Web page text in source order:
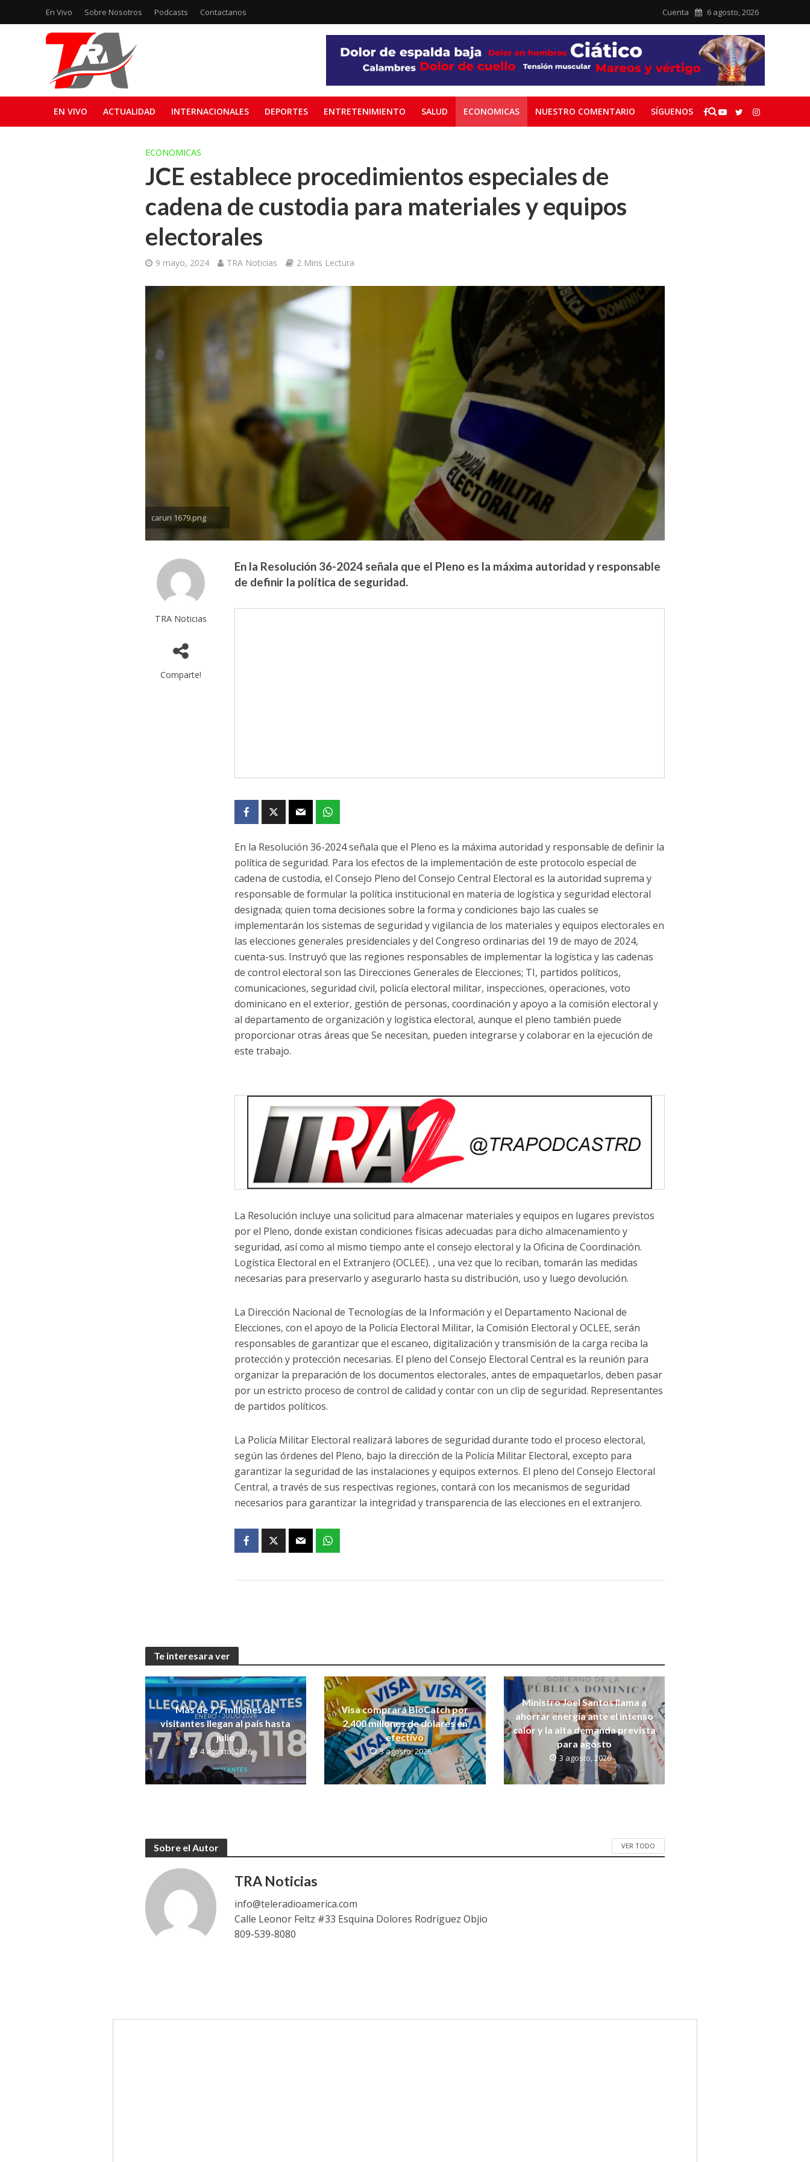
En Vivo Sobre Nosotros Podcasts Contactanos Cuenta 6 agosto, 2026
EN VIVO ACTUALIDAD INTERNACIONALES DEPORTES ENTRETENIMIENTO SALUD ECONOMICAS NUESTRO COMENTARIO SÍGUENOS
ECONOMICAS
JCE establece procedimientos especiales de
cadena de custodia para materiales y equipos
electorales
9 mayo, 2024 TRA Noticias 2 Mins Lectura
caruri 1679.png
TRA Noticias
Comparte!
En la Resolución 36-2024 señala que el Pleno es la máxima autoridad y responsable
de definir la política de seguridad.
En la Resolución 36-2024 señala que el Pleno es la máxima autoridad y responsable de definir la
política de seguridad. Para los efectos de la implementación de este protocolo especial de
cadena de custodia, el Consejo Pleno del Consejo Central Electoral es la autoridad suprema y
responsable de formular la política institucional en materia de logística y seguridad electoral
designada; quien toma decisiones sobre la forma y condiciones bajo las cuales se
implementarán los sistemas de seguridad y vigilancia de los materiales y equipos electorales en
las elecciones generales presidenciales y del Congreso ordinarias del 19 de mayo de 2024,
cuenta-sus. Instruyó que las regiones responsables de implementar la logística y las cadenas
de control electoral son las Direcciones Generales de Elecciones; TI, partidos políticos,
comunicaciones, seguridad civil, policía electoral militar, inspecciones, operaciones, voto
dominicano en el exterior, gestión de personas, coordinación y apoyo a la comisión electoral y
al departamento de organización y logística electoral, aunque el pleno también puede
proporcionar otras áreas que Se necesitan, pueden integrarse y colaborar en la ejecución de
este trabajo.
La Resolución incluye una solicitud para almacenar materiales y equipos en lugares previstos
por el Pleno, donde existan condiciones físicas adecuadas para dicho almacenamiento y
seguridad, así como al mismo tiempo ante el consejo electoral y la Oficina de Coordinación.
Logística Electoral en el Extranjero (OCLEE). , una vez que lo reciban, tomarán las medidas
necesarias para preservarlo y asegurarlo hasta su distribución, uso y luego devolución.
La Dirección Nacional de Tecnologías de la Información y el Departamento Nacional de
Elecciones, con el apoyo de la Policía Electoral Militar, la Comisión Electoral y OCLEE, serán
responsables de garantizar que el escaneo, digitalización y transmisión de la carga reciba la
protección y protección necesarias. El pleno del Consejo Electoral Central es la reunión para
organizar la preparación de los documentos electorales, antes de empaquetarlos, deben pasar
por un estricto proceso de control de calidad y contar con un clip de seguridad. Representantes
de partidos políticos.
La Policía Militar Electoral realizará labores de seguridad durante todo el proceso electoral,
según las órdenes del Pleno, bajo la dirección de la Policía Militar Electoral, excepto para
garantizar la seguridad de las instalaciones y equipos externos. El pleno del Consejo Electoral
Central, a través de sus respectivas regiones, contará con los mecanismos de seguridad
necesarios para garantizar la integridad y transparencia de las elecciones en el extranjero.
Te interesara ver
Más de 7,7 millones de
visitantes llegan al país hasta
julio
4 agosto, 2026
Visa comprará BioCatch por
2,400 millones de dólares en
efectivo
3 agosto, 2026
Ministro Joel Santos llama a
ahorrar energía ante el intenso
calor y la alta demanda prevista
para agosto
3 agosto, 2026
Sobre el Autor VER TODO
TRA Noticias
info@teleradioamerica.com
Calle Leonor Feltz #33 Esquina Dolores Rodríguez Objio
809-539-8080